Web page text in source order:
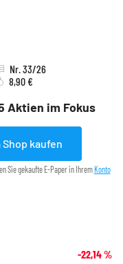
Aktien im Fokus
Nr. 33/26
8,90 €
Shop kaufen
Sie gekaufte E-Paper in Ihrem Konto
-22,14%